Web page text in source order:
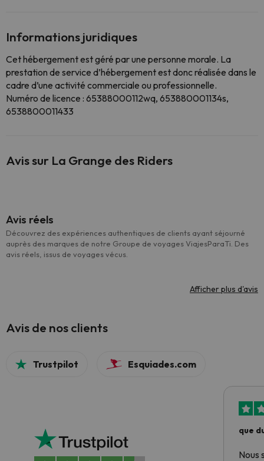
Informations juridiques
Cet hébergement est géré par une personne morale. La
prestation de service d’hébergement est donc réalisée dans le
cadre d’une activité commerciale ou professionnelle.
Numéro de licence : 65388000112wq, 653880001134s,
6538800011433
Avis sur La Grange des Riders
Avis réels
Découvrez des expériences authentiques de clients ayant séjourné
auprès des marques de notre Groupe de voyages ViajesParaTi. Des
avis réels, issus de voyages vécus.
Afficher plus d'avis
Avis de nos clients
Trustpilot Esquiades.com
que
Nous